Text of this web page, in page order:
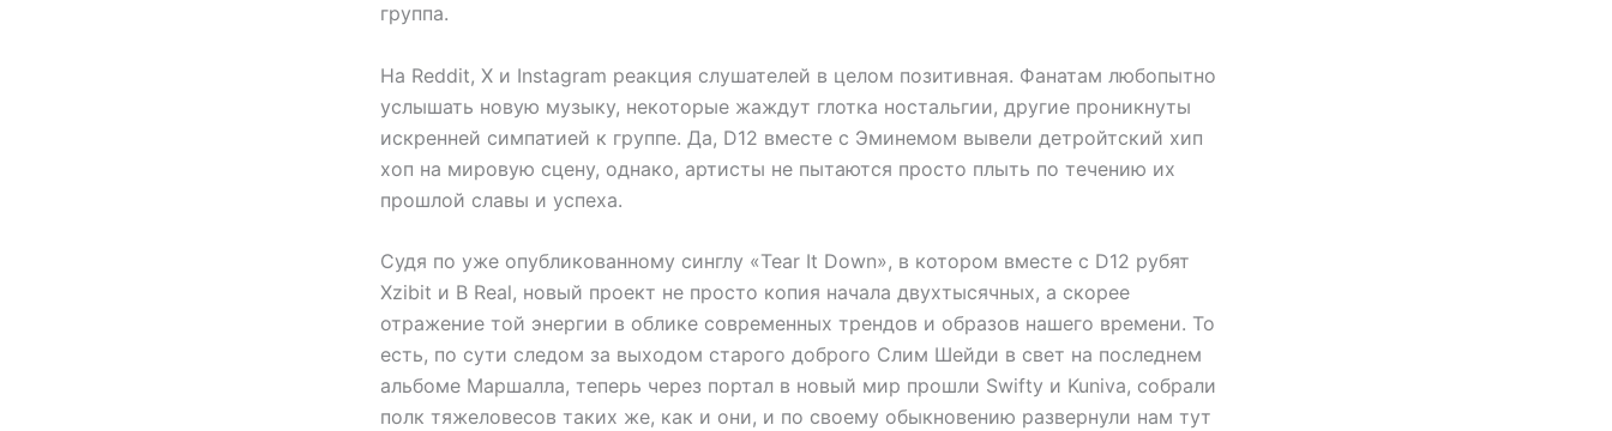
группа.
На Reddit, X и Instagram реакция слушателей в целом позитивная. Фанатам любопытно
услышать новую музыку, некоторые жаждут глотка ностальгии, другие проникнуты
искренней симпатией к группе. Да, D12 вместе с Эминемом вывели детройтский хип
хоп на мировую сцену, однако, артисты не пытаются просто плыть по течению их
прошлой славы и успеха.
Судя по уже опубликованному синглу «Tear It Down», в котором вместе с D12 рубят
Xzibit и B Real, новый проект не просто копия начала двухтысячных, а скорее
отражение той энергии в облике современных трендов и образов нашего времени. То
есть, по сути следом за выходом старого доброго Слим Шейди в свет на последнем
альбоме Маршалла, теперь через портал в новый мир прошли Swifty и Kuniva, собрали
полк тяжеловесов таких же, как и они, и по своему обыкновению развернули нам тут